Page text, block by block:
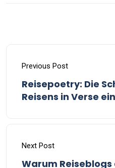
Previous Post
Reisepoetry: Die
Reisens in Verse
Next Post
Warum